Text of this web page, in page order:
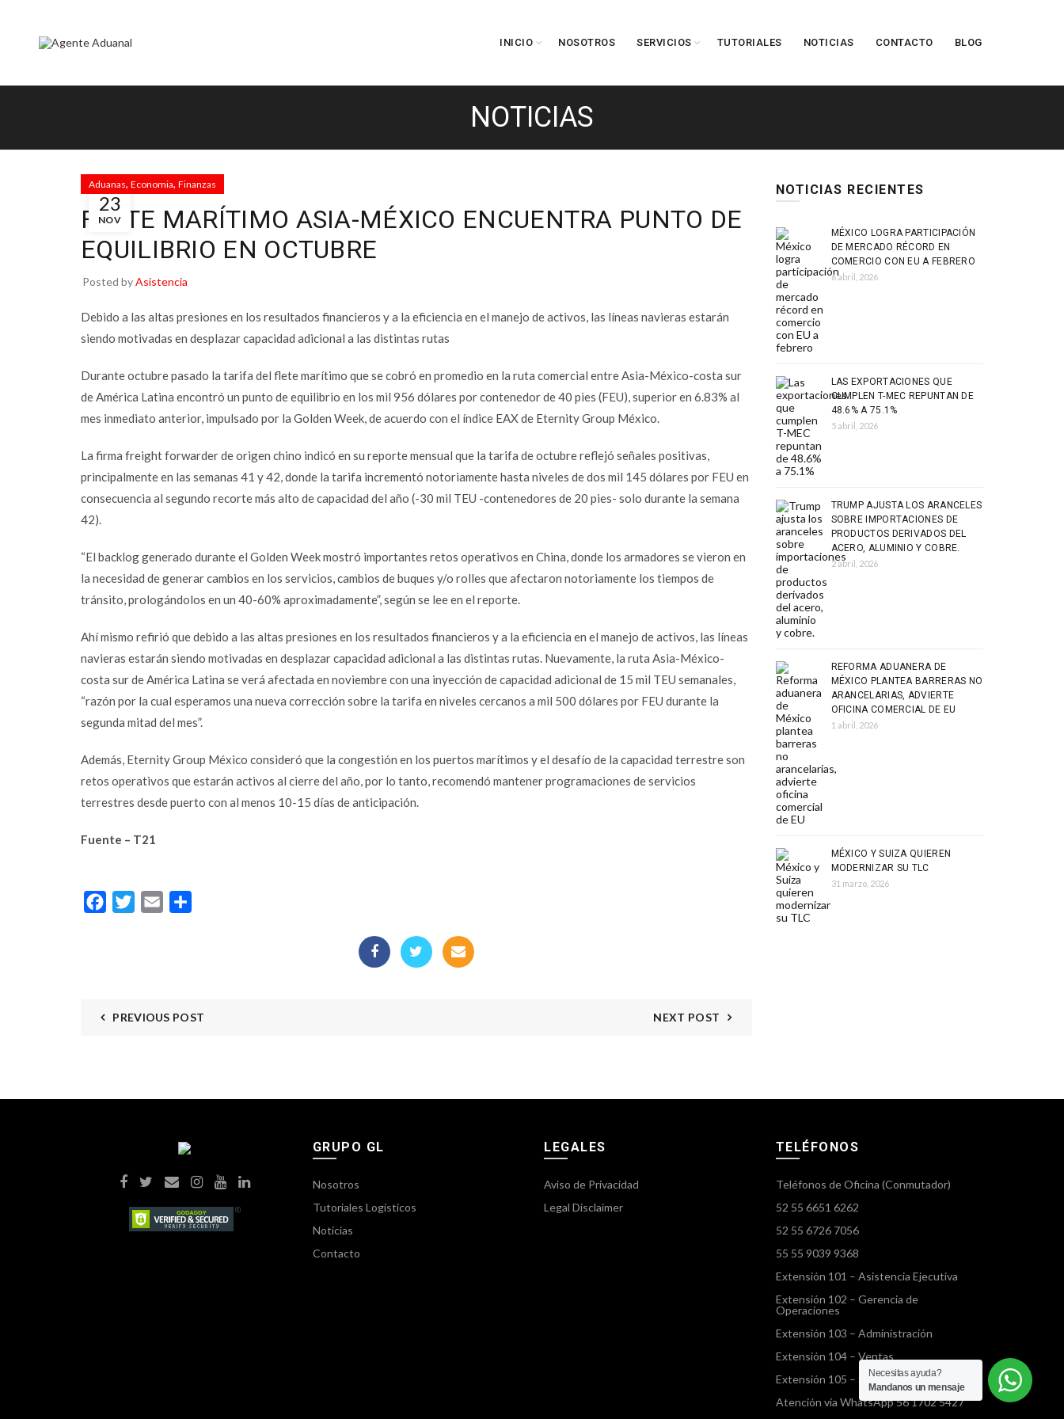
INICIO NOSOTROS SERVICIOS TUTORIALES NOTICIAS CONTACTO BLOG
NOTICIAS
23
NOV
Aduanas, Economia, Finanzas
FLETE MARÍTIMO ASIA-MÉXICO ENCUENTRA PUNTO DE
EQUILIBRIO EN OCTUBRE
Posted byAsistencia
Debido a las altas presiones en los resultados financieros y a la eficiencia en el manejo de activos, las líneas navieras estarán
siendo motivadas en desplazar capacidad adicional a las distintas rutas
Durante octubre pasado la tarifa del flete marítimo que se cobró en promedio en la ruta comercial entre Asia-México-costa sur
de América Latina encontró un punto de equilibrio en los mil 956 dólares por contenedor de 40 pies (FEU), superior en 6.83% al
mes inmediato anterior, impulsado por la Golden Week, de acuerdo con el índice EAX de Eternity Group México.
La firma freight forwarder de origen chino indicó en su reporte mensual que la tarifa de octubre reflejó señales positivas,
principalmente en las semanas 41 y 42, donde la tarifa incrementó notoriamente hasta niveles de dos mil 145 dólares por FEU en
consecuencia al segundo recorte más alto de capacidad del año (-30 mil TEU -contenedores de 20 pies- solo durante la semana
42).
“El backlog generado durante el Golden Week mostró importantes retos operativos en China, donde los armadores se vieron en
la necesidad de generar cambios en los servicios, cambios de buques y/o rolles que afectaron notoriamente los tiempos de
tránsito, prologándolos en un 40-60% aproximadamente”, según se lee en el reporte.
Ahí mismo refirió que debido a las altas presiones en los resultados financieros y a la eficiencia en el manejo de activos, las líneas
navieras estarán siendo motivadas en desplazar capacidad adicional a las distintas rutas. Nuevamente, la ruta Asia-México-
costa sur de América Latina se verá afectada en noviembre con una inyección de capacidad adicional de 15 mil TEU semanales,
“razón por la cual esperamos una nueva corrección sobre la tarifa en niveles cercanos a mil 500 dólares por FEU durante la
segunda mitad del mes”.
Además, Eternity Group México consideró que la congestión en los puertos marítimos y el desafío de la capacidad terrestre son
retos operativos que estarán activos al cierre del año, por lo tanto, recomendó mantener programaciones de servicios
terrestres desde puerto con al menos 10-15 días de anticipación.
Fuente – T21
FacebookTwitterEmail
PREVIOUS POST NEXT POST
NOTICIAS RECIENTES
MÉXICO LOGRA PARTICIPACIÓN
DE MERCADO RÉCORD EN
COMERCIO CON EU A FEBRERO
6 abril, 2026
LAS EXPORTACIONES QUE
CUMPLEN T-MEC REPUNTAN DE
48.6% A 75.1%
5 abril, 2026
TRUMP AJUSTA LOS ARANCELES
SOBRE IMPORTACIONES DE
PRODUCTOS DERIVADOS DEL
ACERO, ALUMINIO Y COBRE.
2 abril, 2026
REFORMA ADUANERA DE
MÉXICO PLANTEA BARRERAS NO
ARANCELARIAS, ADVIERTE
OFICINA COMERCIAL DE EU
1 abril, 2026
MÉXICO Y SUIZA QUIEREN
MODERNIZAR SU TLC
31 marzo, 2026
GRUPO GL
Nosotros
Tutoriales Logísticos
Noticias
Contacto
LEGALES
Aviso de Privacidad
Legal Disclaimer
TELÉFONOS
Teléfonos de Oficina (Conmutador)
52 55 6651 6262
52 55 6726 7056
55 55 9039 9368
Extensión 101 – Asistencia Ejecutiva
Extensión 102 – Gerencia de
Operaciones
Extensión 103 – Administración
Extensión 104 – Ventas
Extensión 105 – Servicios Terrestres
Atención vía WhatsApp 56 1702 5427
Necesitas ayuda?
Mandanos un mensaje